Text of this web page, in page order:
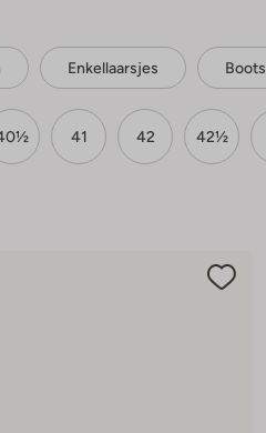
Enkellaarsjes Boots
41 42 42½